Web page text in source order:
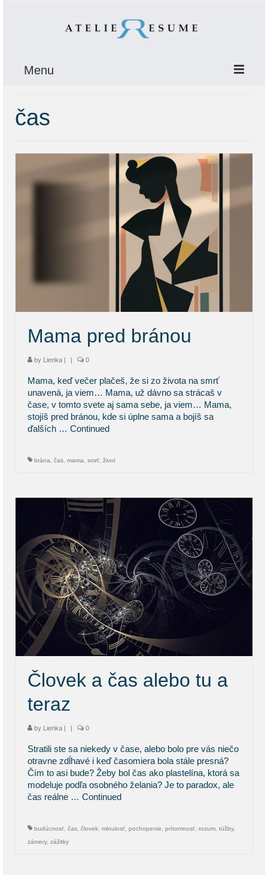
Menu
O NÁS
E-BOOK
čas
Mama pred bránou
by Lienka | | 0
Mama, keď večer plačeš, že si zo života na smrť
unavená, ja viem… Mama, už dávno sa strácaš v
čase, v tomto svete aj sama sebe, ja viem… Mama,
stojíš pred bránou, kde si úplne sama a bojíš sa
ďalších … Continued
brána čas mama smrť život
Človek a čas alebo tu a
teraz
by Lienka | | 0
Stratili ste sa niekedy v čase, alebo bolo pre vás niečo
otravne zdĺhavé i keď časomiera bola stále presná?
Čím to asi bude? Žeby bol čas ako plastelína, ktorá sa
modeluje podľa osobného želania? Je to paradox, ale
čas reálne … Continued
budúcnosť čas človek minulosť pochopenie prítomnosť rozum túžby,
zámery, zážitky